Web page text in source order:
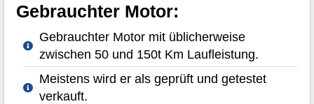
Gebrauchter Motor:
Gebrauchter Motor mit üblicherweise
zwischen 50 und 150t Km Laufleistung.
Meistens wird er als geprüft und getestet
verkauft.